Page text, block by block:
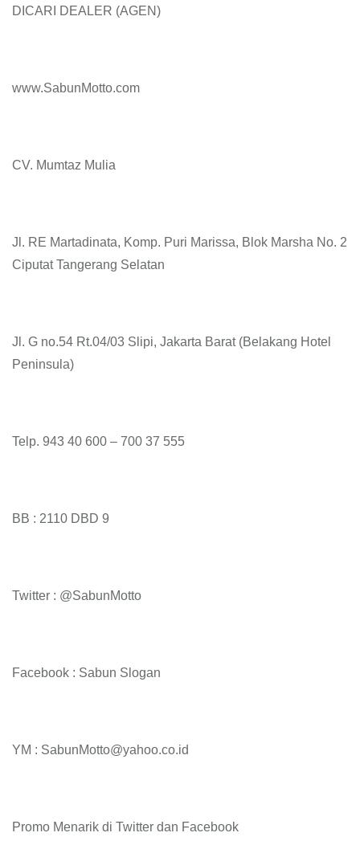
DICARI DEALER (AGEN)
www.SabunMotto.com
CV. Mumtaz Mulia
Jl. RE Martadinata, Komp. Puri Marissa, Blok Marsha No. 2
Ciputat Tangerang Selatan
Jl. G no.54 Rt.04/03 Slipi, Jakarta Barat (Belakang Hotel
Peninsula)
Telp. 943 40 600 – 700 37 555
BB : 2110 DBD 9
Twitter : @SabunMotto
Facebook : Sabun Slogan
YM : SabunMotto@yahoo.co.id
Promo Menarik di Twitter dan Facebook